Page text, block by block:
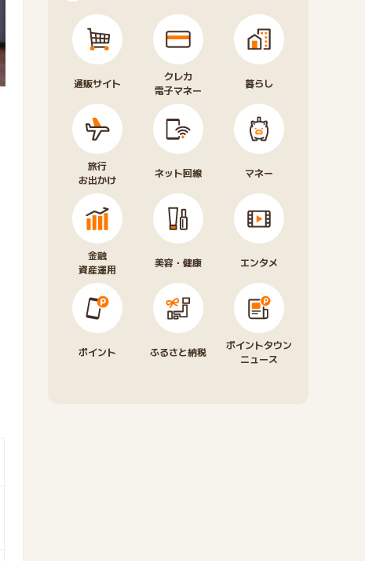
通販サイト
クレカ
電子マネー
暮らし
旅行
お出かけ
ネット回線 マネー
金融
資産運用
美容・健康 エンタメ
ポイント ふるさと納税
ポイントタウン
ニュース